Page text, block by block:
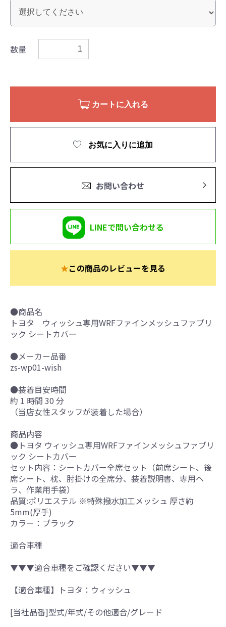
数量
カートに入れる
お気に入りに追加
お問い合わせ
LINEで問い合わせる
★この商品のレビューを見る
●商品名
トヨタ ウィッシュ専用WRFファインメッシュファブリ
ック シートカバー
●メーカー品番
zs-wp01-wish
●装着目安時間
約 1 時間 30 分
（当店女性スタッフが装着した場合）
商品内容
●トヨタ ウィッシュ専用WRFファインメッシュファブリ
ック シートカバー
セット内容：シートカバー全席セット（前席シート、後
席シート、枕、肘掛けの全席分、装着説明書、専用ヘ
ラ、作業用手袋）
品質:ポリエステル ※特殊撥水加工メッシュ 厚さ約
5mm(厚手)
カラー：ブラック
適合車種
▼▼▼適合車種をご確認ください▼▼▼
【適合車種】トヨタ：ウィッシュ
[当社品番]型式/年式/その他適合/グレード